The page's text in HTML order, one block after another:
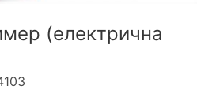
(електрична